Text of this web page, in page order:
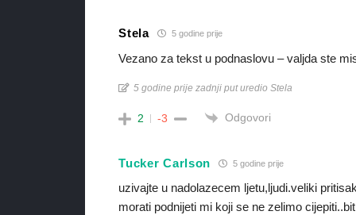
Stela 5 godine prije
Vezano za tekst u podnaslovu – valjda ste
5 godine prije zadnji put uredio Stela
2 -3 Odgovori
Tucker Carlson 5 godine prije
uzivajte u nadolazecem ljetu,ljudi.veliki
morati podnijeti mi koji se ne zelimo